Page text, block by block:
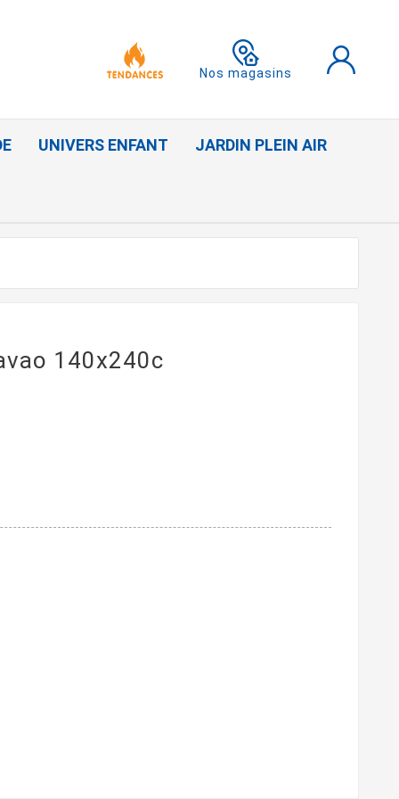
Nos magasins
UNIVERS ENFANT JARDIN PLEIN AIR
140x240c